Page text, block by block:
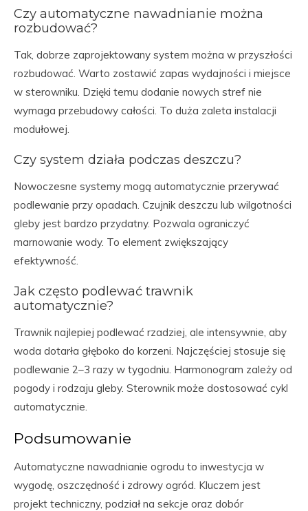
Czy automatyczne nawadnianie można
rozbudować?
Tak, dobrze zaprojektowany system można w przyszłości
rozbudować. Warto zostawić zapas wydajności i miejsce
w sterowniku. Dzięki temu dodanie nowych stref nie
wymaga przebudowy całości. To duża zaleta instalacji
modułowej.
Czy system działa podczas deszczu?
Nowoczesne systemy mogą automatycznie przerywać
podlewanie przy opadach. Czujnik deszczu lub wilgotności
gleby jest bardzo przydatny. Pozwala ograniczyć
marnowanie wody. To element zwiększający
efektywność.
Jak często podlewać trawnik
automatycznie?
Trawnik najlepiej podlewać rzadziej, ale intensywnie, aby
woda dotarła głęboko do korzeni. Najczęściej stosuje się
podlewanie 2–3 razy w tygodniu. Harmonogram zależy od
pogody i rodzaju gleby. Sterownik może dostosować cykl
automatycznie.
Podsumowanie
Automatyczne nawadnianie ogrodu to inwestycja w
wygodę, oszczędność i zdrowy ogród. Kluczem jest
projekt techniczny, podział na sekcje oraz dobór